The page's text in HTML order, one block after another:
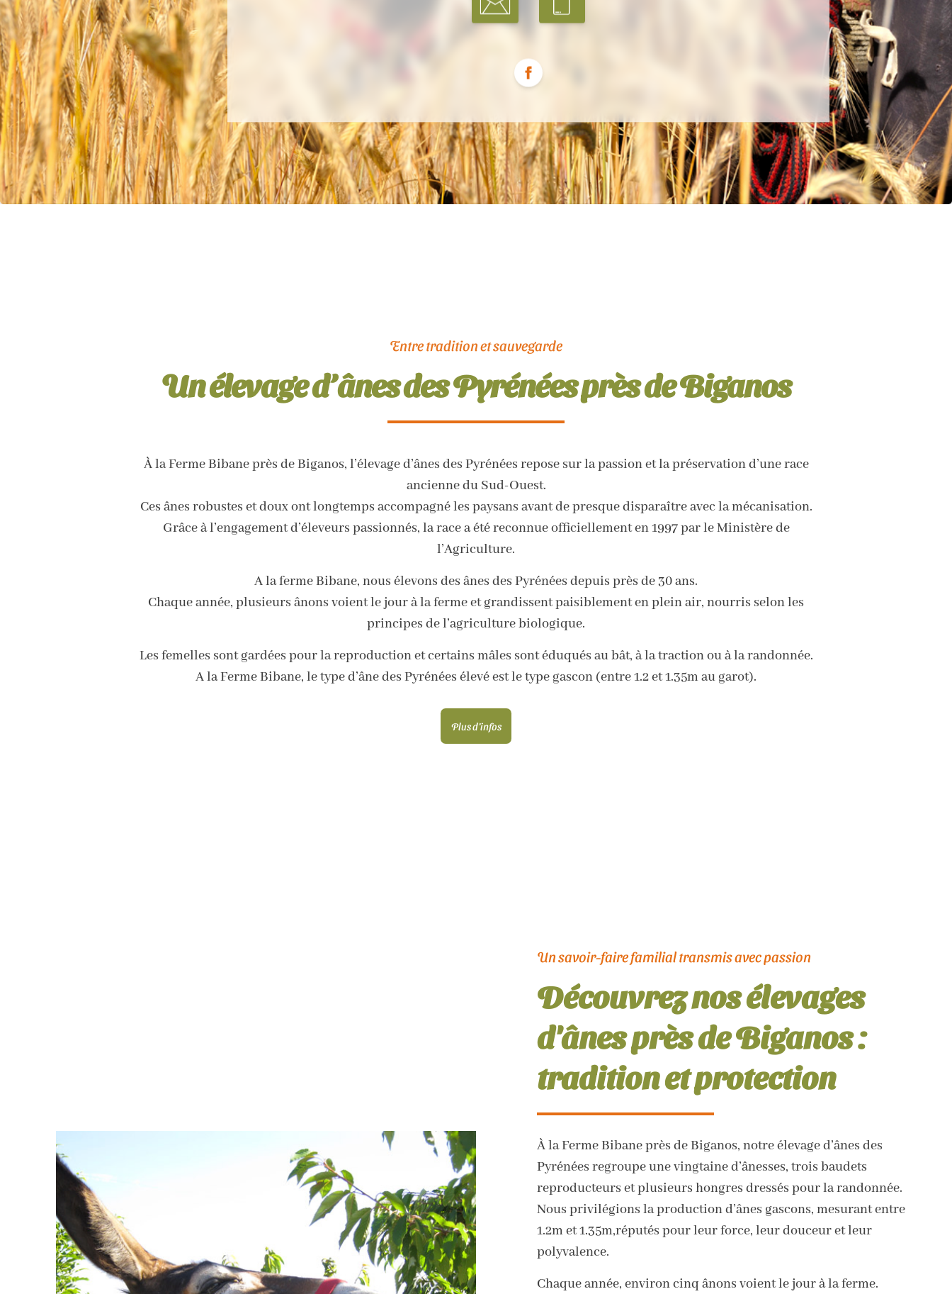
Entre tradition et sauvegarde
Un élevage d’ânes des Pyrénées près de Biganos
À la Ferme Bibane près de Biganos, l’élevage d’ânes des Pyrénées repose sur la passion et la préservation d’une race
ancienne du Sud-Ouest.
Ces ânes robustes et doux ont longtemps accompagné les paysans avant de presque disparaître avec la mécanisation.
Grâce à l’engagement d’éleveurs passionnés, la race a été reconnue officiellement en 1997 par le Ministère de
l’Agriculture.
A la ferme Bibane, nous élevons des ânes des Pyrénées depuis près de 30 ans.
Chaque année, plusieurs ânons voient le jour à la ferme et grandissent paisiblement en plein air, nourris selon les
principes de l’agriculture biologique.
Les femelles sont gardées pour la reproduction et certains mâles sont éduqués au bât, à la traction ou à la randonnée.
A la Ferme Bibane, le type d’âne des Pyrénées élevé est le type gascon (entre 1.2 et 1.35m au garot).
Plus d'infos
Un savoir-faire familial transmis avec passion
Découvrez nos élevages
d'ânes près de Biganos :
tradition et protection
À la Ferme Bibane près de Biganos, notre élevage d’ânes des
Pyrénées regroupe une vingtaine d’ânesses, trois baudets
reproducteurs et plusieurs hongres dressés pour la randonnée.
Nous privilégions la production d’ânes gascons, mesurant entre
1.2m et 1.35m,réputés pour leur force, leur douceur et leur
polyvalence.
Chaque année, environ cinq ânons voient le jour à la ferme.